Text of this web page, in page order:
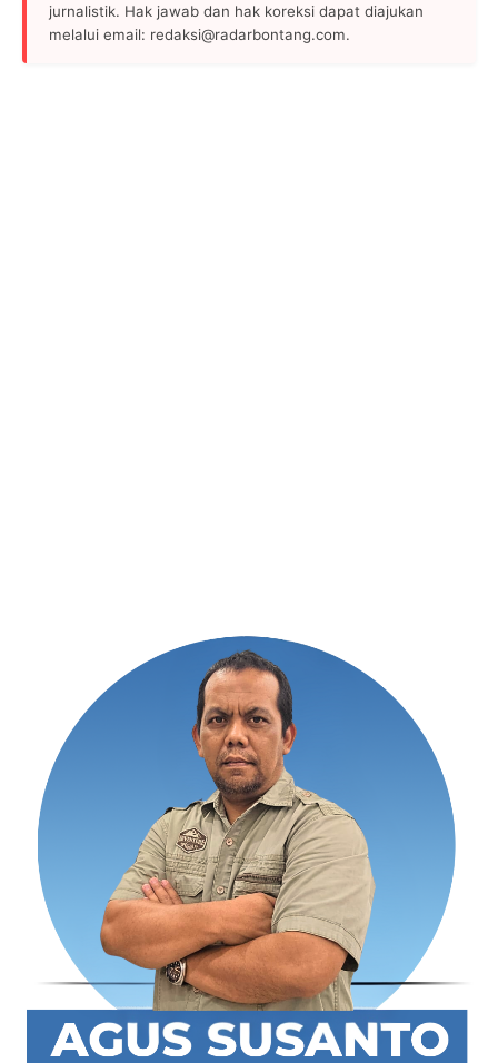
jurnalistik. Hak jawab dan hak koreksi dapat diajukan
melalui email: redaksi@radarbontang.com.